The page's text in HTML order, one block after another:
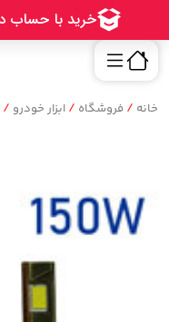
خانه / فروشگاه / ابزار خودرو /